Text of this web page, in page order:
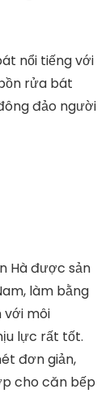
nổi tiếng với
rửa bát
đảo người
Hà được sản
làm bằng
với môi
lực rất tốt.
đơn giản,
cho căn bếp